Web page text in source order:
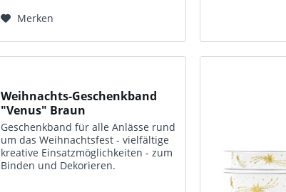
Merken
Weihnachts-Geschenkband
"Venus" Braun
Geschenk­band für alle An­lässe rund
um das Weih­nachts­fest - viel­fältige
kreative Einsatz­möglichkeiten - zum
Binden und Dekorieren.